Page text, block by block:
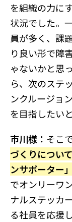
を組織の力に
状況でした。
員が多く、課
り良い形で障
ゃないかと思
ら、次のステ
ンクルージョ
を目指したい
市川様： そこ
づくりについ
ンサポーター
でオンリーワ
ナルステッカ
る社員を応援